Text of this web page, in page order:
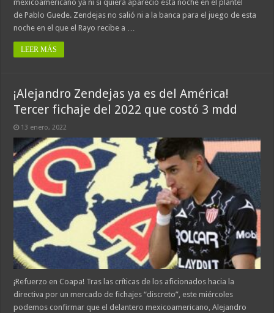
mexicoamericano ya ni si quiera apareció esta noche en el plantel
de Pablo Guede. Zendejas no salió ni a la banca para el juego de esta
noche en el que el Rayo recibe a …
LEER MÁS
¡Alejandro Zendejas ya es del América!
Tercer fichaje del 2022 que costó 3 mdd
13 enero, 2022
¡Refuerzo en Coapa! Tras las críticas de los aficionados hacia la
directiva por un mercado de fichajes “discreto”, este miércoles
podemos confirmar que el delantero mexicoamericano, Alejandro